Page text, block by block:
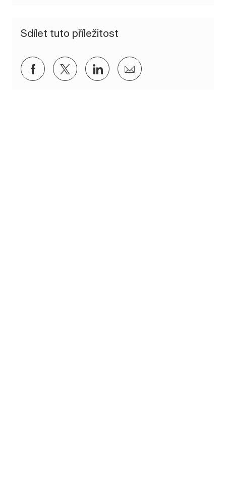
Sdílet tuto příležitost
Sdílet přes Facebook
Sdílet přes twitter
Sdílet přes LinkedIn
Sdílet e-mailem